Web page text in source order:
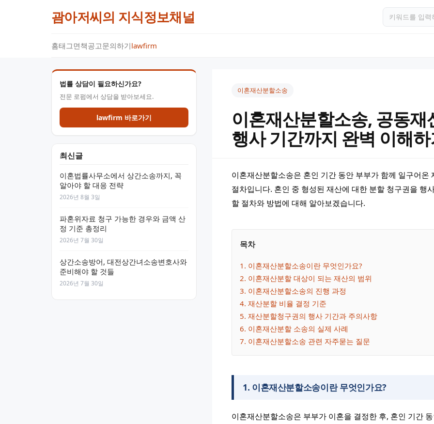
괌아저씨의 지식정보채널
홈태그면책공고문의하기lawfirm
법률 상담이 필요하신가요?
전문 로펌에서 상담을 받아보세요.
lawfirm 바로가기
최신글
이혼법률사무소에서 상간소송까지, 꼭
알아야 할 대응 전략
2026년 8월 3일
파혼위자료 청구 가능한 경우와 금액 산
정 기준 총정리
2026년 7월 30일
상간소송방어, 대전상간녀소송변호사와
준비해야 할 것들
2026년 7월 30일
이혼재산분할소송
이혼재산분할소송, 공동
행사 기간까지 완벽 이해
이혼재산분할소송은 혼인 기간 동안 부부가 함께 일구어온
절차입니다. 혼인 중 형성된 재산에 대한 분할 청구권을 행
할 절차와 방법에 대해 알아보겠습니다.
목차
1 . 이혼재산분할소송이란 무엇인가요?
2. 이혼재산분할 대상이 되는 재산의 범위
3. 이혼재산분할소송의 진행 과정
4. 재산분할 비율 결정 기준
5. 재산분할청구권의 행사 기간과 주의사항
6. 이혼재산분할 소송의 실제 사례
7. 이혼재산분할소송 관련 자주묻는 질문
1. 이혼재산분할소송이란 무엇인가요?
이혼재산분할소송은 부부가 이혼을 결정한 후, 혼인 기간